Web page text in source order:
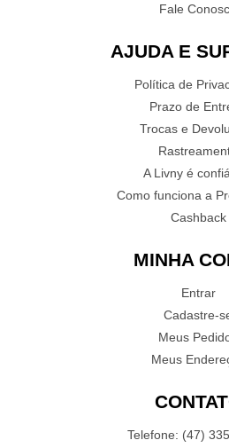
Fale
AJUDA E
Política de
Prazo de
Trocas e
A Livny é
Como funciona a
Cashback
MINHA
Entrar
Cadastre-
Meus
Meus
Telefone: (47)